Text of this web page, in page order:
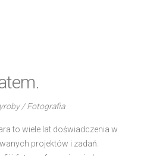
/ Fotografia
to wiele lat doświadczenia w
projektów i zadań.